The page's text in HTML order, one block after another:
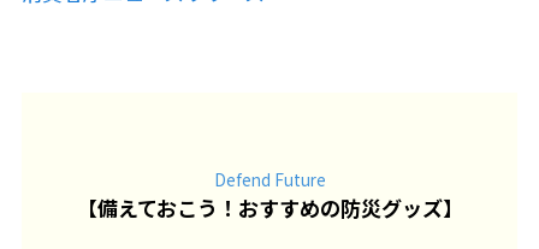
Defend Future
【備えておこう！おすすめの防災グッズ】